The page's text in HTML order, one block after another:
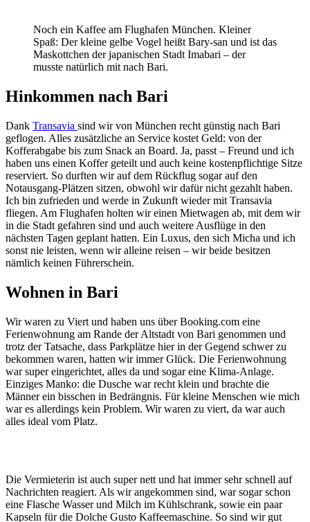
Noch ein Kaffee am Flughafen München. Kleiner
Spaß: Der kleine gelbe Vogel heißt Bary-san und ist das
Maskottchen der japanischen Stadt Imabari – der
musste natürlich mit nach Bari.
Hinkommen nach Bari
Dank Transavia sind wir von München recht günstig nach Bari
geflogen. Alles zusätzliche an Service kostet Geld: von der
Kofferabgabe bis zum Snack an Board. Ja, passt – Freund und ich
haben uns einen Koffer geteilt und auch keine kostenpflichtige Sitze
reserviert. So durften wir auf dem Rückflug sogar auf den
Notausgang-Plätzen sitzen, obwohl wir dafür nicht gezahlt haben.
Ich bin zufrieden und werde in Zukunft wieder mit Transavia
fliegen. Am Flughafen holten wir einen Mietwagen ab, mit dem wir
in die Stadt gefahren sind und auch weitere Ausflüge in den
nächsten Tagen geplant hatten. Ein Luxus, den sich Micha und ich
sonst nie leisten, wenn wir alleine reisen – wir beide besitzen
nämlich keinen Führerschein.
Wohnen in Bari
Wir waren zu Viert und haben uns über Booking.com eine
Ferienwohnung am Rande der Altstadt von Bari genommen und
trotz der Tatsache, dass Parkplätze hier in der Gegend schwer zu
bekommen waren, hatten wir immer Glück. Die Ferienwohnung
war super eingerichtet, alles da und sogar eine Klima-Anlage.
Einziges Manko: die Dusche war recht klein und brachte die
Männer ein bisschen in Bedrängnis. Für kleine Menschen wie mich
war es allerdings kein Problem. Wir waren zu viert, da war auch
alles ideal vom Platz.
Die Vermieterin ist auch super nett und hat immer sehr schnell auf
Nachrichten reagiert. Als wir angekommen sind, war sogar schon
eine Flasche Wasser und Milch im Kühlschrank, sowie ein paar
Kapseln für die Dolche Gusto Kaffeemaschine. So sind wir gut